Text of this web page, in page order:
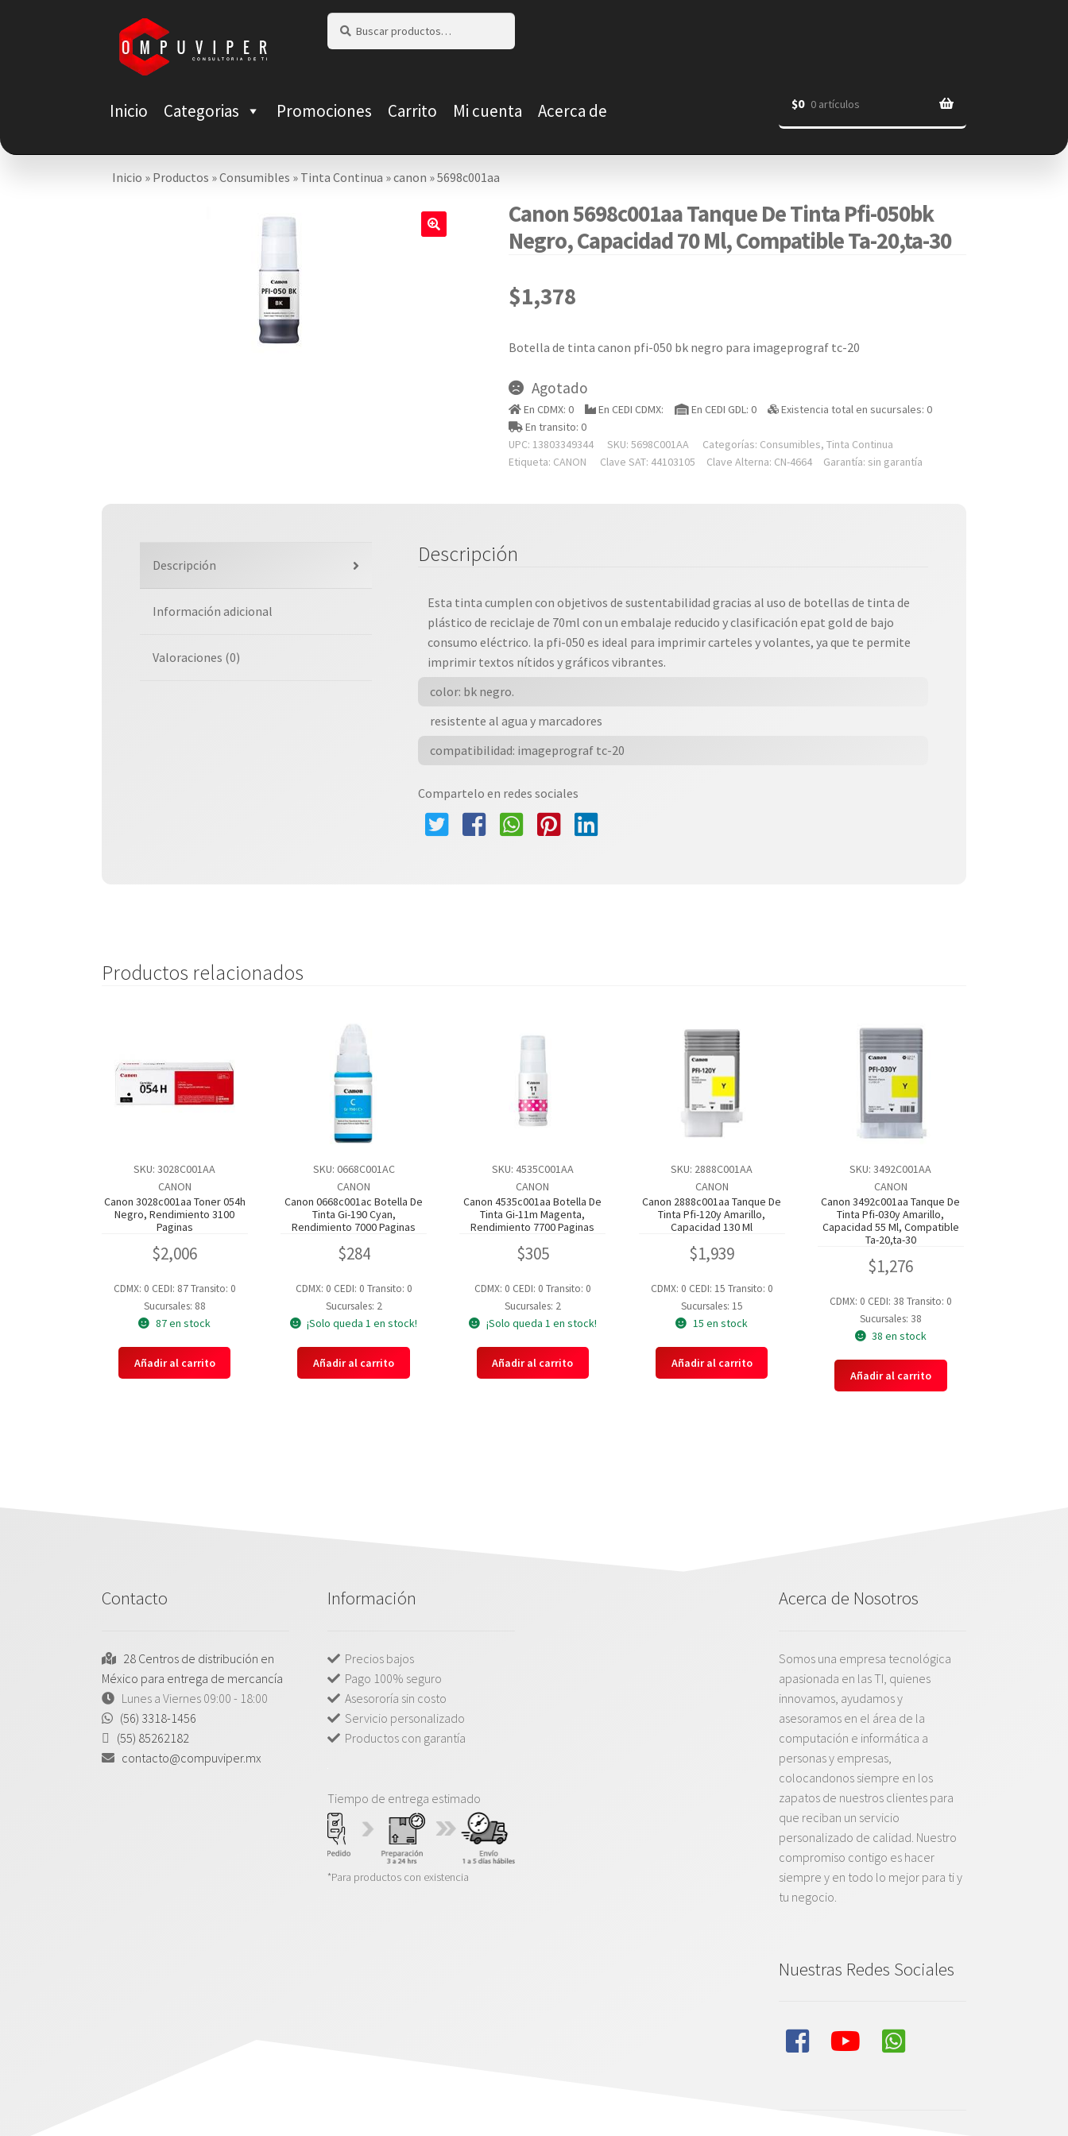
Saltar
navegación
contenido
Buscar
por:
Buscar
Inicio Categorias Promociones Carrito Mi cuenta Acerca de $0 0 artículos
Inicio » Productos »Consumibles » Tinta Continua »canon »5698c001aa
Canon 5698c001aa Tanque De Tinta Pfi-050bk
Negro, Capacidad 70 Ml, Compatible Ta-20,ta-30
$1,378
Botella de tinta canon pfi-050 bk negro para imageprograf tc-20
Agotado
En CDMX: 0 En CEDI CDMX: En CEDI GDL: 0
Existencia total en sucursales: 0
En transito: 0
UPC: 13803349344
SKU: 5698C001AA Categorías: Consumibles, Tinta Continua
Etiqueta: CANON Clave SAT: 44103105 Clave Alterna: CN-4664 Garantía: sin garantía
Descripción
Información adicional
Valoraciones (0)
Descripción
Esta tinta cumplen con objetivos de sustentabilidad gracias al uso de botellas de tinta de
plástico de reciclaje de 70ml con un embalaje reducido y clasificación epat gold de bajo
consumo eléctrico. la pfi-050 es ideal para imprimir carteles y volantes, ya que te permite
imprimir textos nítidos y gráficos vibrantes.
 color: bk negro.
 resistente al agua y marcadores
 compatibilidad: imageprograf tc-20
Compartelo en redes sociales
Productos relacionados
SKU: 3028C001AA
CANON
Canon 3028c001aa Toner 054h
Negro, Rendimiento 3100
Paginas
$2,006
CDMX: 0 CEDI: 87Transito: 0
Sucursales: 88
87 en stock
Añadir al carrito
SKU: 0668C001AC
CANON
Canon 0668c001ac Botella De
Tinta Gi-190 Cyan,
Rendimiento 7000 Paginas
$284
CDMX: 0 CEDI: 0 Transito: 0
Sucursales: 2
¡Solo queda 1 en stock!
Añadir al carrito
SKU: 4535C001AA
CANON
Canon 4535c001aa Botella De
Tinta Gi-11m Magenta,
Rendimiento 7700 Paginas
$305
CDMX: 0 CEDI: 0 Transito: 0
Sucursales: 2
¡Solo queda 1 en stock!
Añadir al carrito
SKU: 2888C001AA
CANON
Canon 2888c001aa Tanque De
Tinta Pfi-120y Amarillo,
Capacidad 130 Ml
$1,939
CDMX: 0 CEDI: 15 Transito: 0
Sucursales: 15
15 en stock
Añadir al carrito
SKU: 3492C001AA
CANON
Canon 3492c001aa Tanque De
Tinta Pfi-030y Amarillo,
Capacidad 55 Ml, Compatible
Ta-20,ta-30
$1,276
CDMX: 0 CEDI: 38 Transito: 0
Sucursales: 38
38 en stock
Añadir al carrito
Contacto
28 Centros de distribución en
México para entrega de mercancía
Lunes a Viernes 09:00 - 18:00
(56) 3318-1456
(55) 85262182
contacto@compuviper.mx
Información
Precios bajos
Pago 100% seguro
Asesororía sin costo
Servicio personalizado
Productos con garantía
Tiempo de entrega estimado
*Para productos con existencia
Acerca de Nosotros
Somos una empresa tecnológica
apasionada en las TI, quienes
innovamos, ayudamos y
asesoramos en el área de la
computación e informática a
personas y empresas,
colocandonos siempre en los
zapatos de nuestros clientes para
que reciban un servicio
personalizado de calidad. Nuestro
compromiso contigo es hacer
siempre y en todo lo mejor para ti y
tu negocio.
Nuestras Redes Sociales